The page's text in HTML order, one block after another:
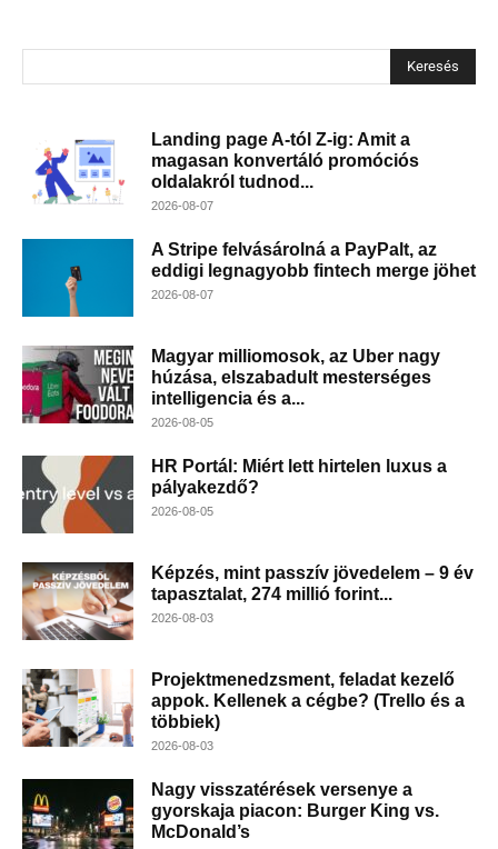
Keresés
Landing page A-tól Z-ig: Amit a
magasan konvertáló promóciós
oldalakról tudnod...
2026-08-07
A Stripe felvásárolná a PayPalt, az
eddigi legnagyobb fintech merge jöhet
2026-08-07
Magyar milliomosok, az Uber nagy
húzása, elszabadult mesterséges
intelligencia és a...
2026-08-05
HR Portál: Miért lett hirtelen luxus a
pályakezdő?
2026-08-05
Képzés, mint passzív jövedelem – 9 év
tapasztalat, 274 millió forint...
2026-08-03
Projektmenedzsment, feladat kezelő
appok. Kellenek a cégbe? (Trello és a
többiek)
2026-08-03
Nagy visszatérések versenye a
gyorskaja piacon: Burger King vs.
McDonald’s